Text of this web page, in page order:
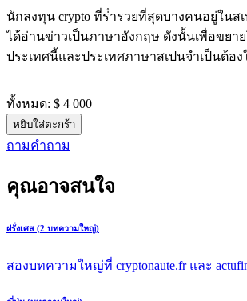
นักลงทุน crypto ที่ร่ํารวยที่สุดบางคนอยู่ในส
ได้อ่านข่าวเป็นภาษาอังกฤษ ดังนั้นเพื่อขยา
ประเทศนี้และประเทศภาษาสเปนจําเป็นต้อ
ทั้งหมด: $ 4 000
หยิบใส่ตะกร้า
ถามคําถาม
คุณอาจสนใจ
ฝรั่งเศส (2 บทความใหญ่)
สองบทความใหญ่ที่ cryptonaute.fr และ